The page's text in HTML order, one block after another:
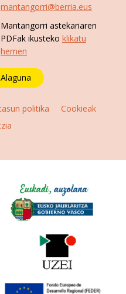
mantangorri@berria.eus
Mantangorri astekariaren
PDFak ikusteko klikatu
hemen
politika
Cookieak